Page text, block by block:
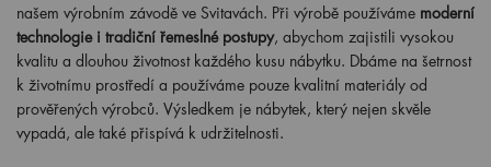
našem výrobním závodě ve Svitavách. Při výrobě používáme moderní
technologie i tradiční řemeslné postupy, abychom zajistili vysokou
kvalitu a dlouhou životnost každého kusu nábytku. Dbáme na šetrnost
k životnímu prostředí a používáme pouze kvalitní materiály od
prověřených výrobců. Výsledkem je nábytek, který nejen skvěle
vypadá, ale také přispívá k udržitelnosti.